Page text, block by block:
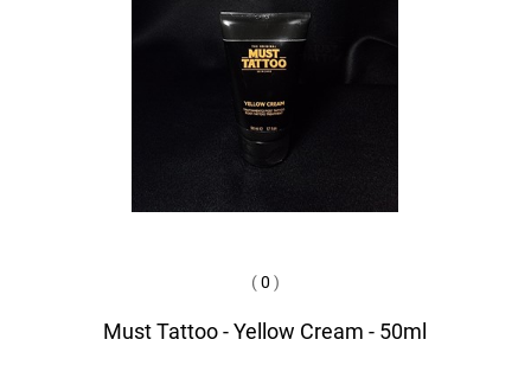
(0 )
Must Tattoo - Yellow Cream - 50ml